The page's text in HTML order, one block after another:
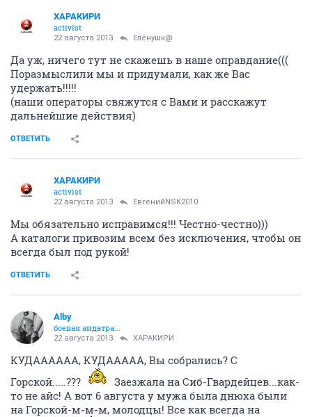
ХАРАКИРИ
activist
22 августа 2013 Елёнушк@
Да уж, ничего тут не скажешь в наше оправдание(((
Поразмыслили мы и придумали, как же Вас
удержать!!!!!
(наши операторы свяжутся с Вами и расскажут
дальнейшие действия)
ОТВЕТИТЬ
ХАРАКИРИ
activist
22 августа 2013 ЕвгенийNSK2010
Мы обязательно исправимся!!! Честно-честно)))
А каталоги привозим всем без исключения, чтобы он
всегда был под рукой!
ОТВЕТИТЬ
Alby
боевая андатра...
22 августа 2013 ХАРАКИРИ
КУДАААААА, КУДААААА, Вы собрались? С
Горской.....???
Заезжала на Сиб-Гвардейцев...как-
то не айс! А вот 6 августа у мужа была днюха были
на Горской-м-м-м, молодцы! Все как всегда на